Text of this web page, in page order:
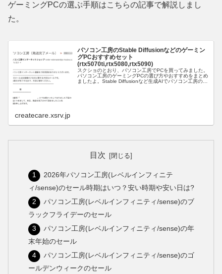
ゲーミングPCの選ぶ手順はこちらの記事で解説しまし
た。
パソコン工房のStable Diffusionなどのゲーミン
グPCおすすめセット
(rtx5070ti,rtx5080,rtx5090)
スクショのとおり、パソコン工房でPCを買ってみました。
パソコン工房のゲーミングPCの選び方やおすすめをまとめ
ましたよ。Stable Diffusionなど生成AIでパソコン工房の
createcare.xsrv.jp
目次
2026年パソコン工房(レベルインフィニテ
ィ/sense)のセール時期はいつ？安い時期や安い日は?
パソコン工房(レベルインフィニティ/sense)のブ
ラックフライデーのセール
パソコン工房(レベルインフィニティ/sense)の年
末年始のセール
パソコン工房(レベルインフィニティ/sense)のゴ
ールデンウィークのセール